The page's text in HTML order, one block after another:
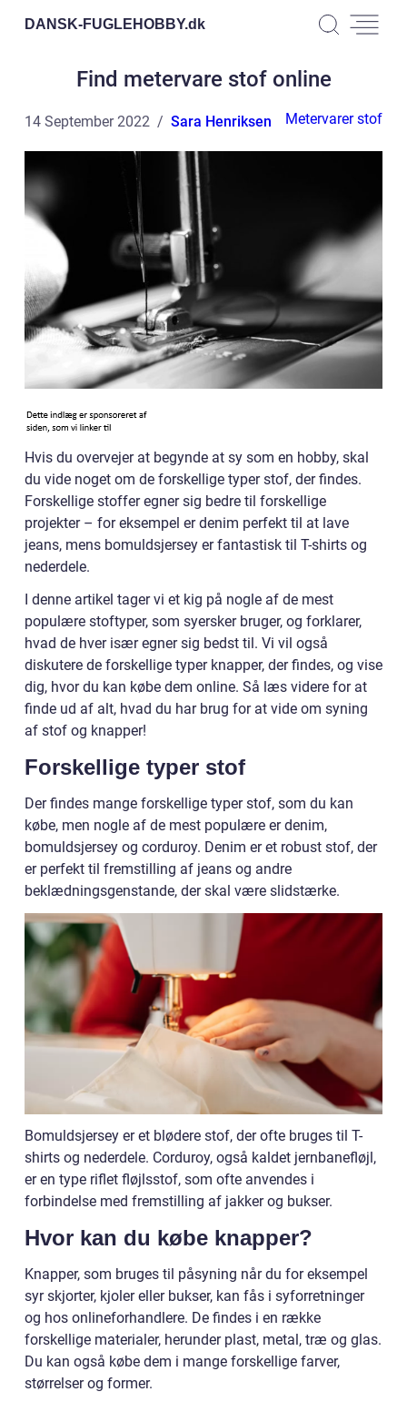
DANSK-FUGLEHOBBY.dk
Find metervare stof online
14 September 2022 Sara Henriksen Metervarer stof
Hvis du overvejer at begynde at sy som en hobby, skal
du vide noget om de forskellige typer stof, der findes.
Forskellige stoffer egner sig bedre til forskellige
projekter – for eksempel er denim perfekt til at lave
jeans, mens bomuldsjersey er fantastisk til T-shirts og
nederdele.
I denne artikel tager vi et kig på nogle af de mest
populære stoftyper, som syersker bruger, og forklarer,
hvad de hver især egner sig bedst til. Vi vil også
diskutere de forskellige typer knapper, der findes, og vise
dig, hvor du kan købe dem online. Så læs videre for at
finde ud af alt, hvad du har brug for at vide om syning
af stof og knapper!
Forskellige typer stof
Der findes mange forskellige typer stof, som du kan
købe, men nogle af de mest populære er denim,
bomuldsjersey og corduroy. Denim er et robust stof, der
er perfekt til fremstilling af jeans og andre
beklædningsgenstande, der skal være slidstærke.
Bomuldsjersey er et blødere stof, der ofte bruges til T-
shirts og nederdele. Corduroy, også kaldet jernbanefløjl,
er en type riflet fløjlsstof, som ofte anvendes i
forbindelse med fremstilling af jakker og bukser.
Hvor kan du købe knapper?
Knapper, som bruges til påsyning når du for eksempel
syr skjorter, kjoler eller bukser, kan fås i syforretninger
og hos onlineforhandlere. De findes i en række
forskellige materialer, herunder plast, metal, træ og glas.
Du kan også købe dem i mange forskellige farver,
størrelser og former.